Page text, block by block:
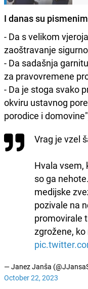
I danas su
- Da s velikom
zaoštravanje
- Da sadašnja
za pravovremene
- Da je stoga svako
okviru ustavnog
porodice i
Vrag je vzel
Hvala vsem,
so ga
medijske
pozivale na
promovirale
zgrožene,
— Janez Janša
October 22, 2023